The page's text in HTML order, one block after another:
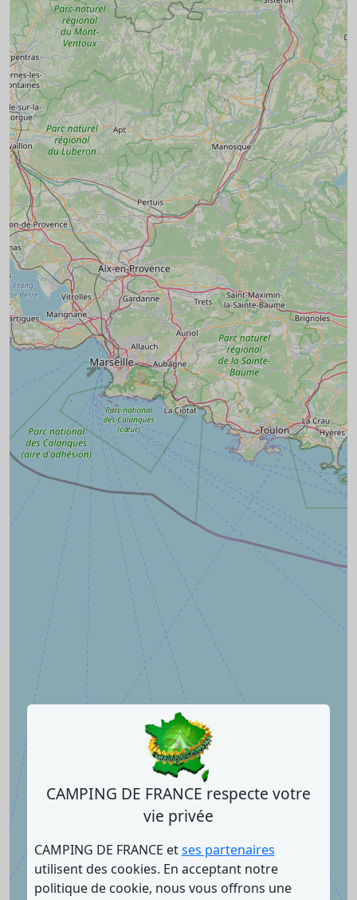
CAMPING DE FRANCE respecte votre
vie privée
CAMPING DE FRANCE etses partenaires
utilisent des cookies. En acceptant notre
politique de cookie, nous vous offrons une